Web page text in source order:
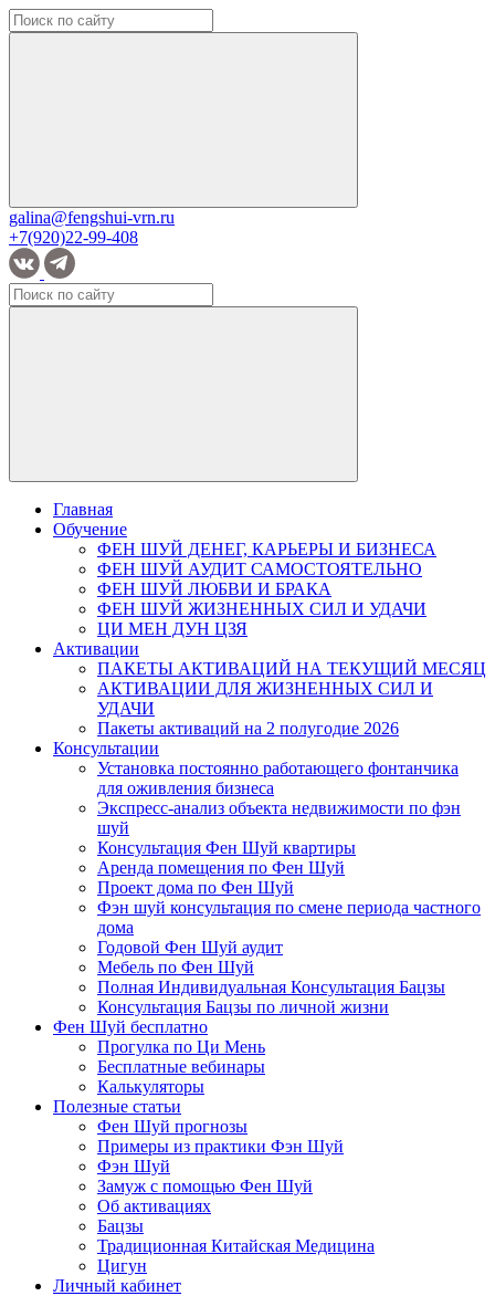
galina@fengshui-vrn.ru
+7(920)22-99-408
Главная
Обучение
ФЕН ШУЙ ДЕНЕГ, КАРЬЕРЫ И БИЗНЕСА
ФЕН ШУЙ АУДИТ САМОСТОЯТЕЛЬНО
ФЕН ШУЙ ЛЮБВИ И БРАКА
ФЕН ШУЙ ЖИЗНЕННЫХ СИЛ И УДАЧИ
ЦИ МЕН ДУН ЦЗЯ
Активации
ПАКЕТЫ АКТИВАЦИЙ НА ТЕКУЩИЙ МЕСЯЦ
АКТИВАЦИИ ДЛЯ ЖИЗНЕННЫХ СИЛ И
УДАЧИ
Пакеты активаций на 2 полугодие 2026
Консультации
Установка постоянно работающего фонтанчика
для оживления бизнеса
Экспресс-анализ объекта недвижимости по фэн
шуй
Консультация Фен Шуй квартиры
Аренда помещения по Фен Шуй
Проект дома по Фен Шуй
Фэн шуй консультация по смене периода частного
дома
Годовой Фен Шуй аудит
Мебель по Фен Шуй
Полная Индивидуальная Консультация Бацзы
Консультация Бацзы по личной жизни
Фен Шуй бесплатно
Прогулка по Ци Мень
Бесплатные вебинары
Калькуляторы
Полезные статьи
Фен Шуй прогнозы
Примеры из практики Фэн Шуй
Фэн Шуй
Замуж с помощью Фен Шуй
Об активациях
Бацзы
Традиционная Китайская Медицина
Цигун
Личный кабинет